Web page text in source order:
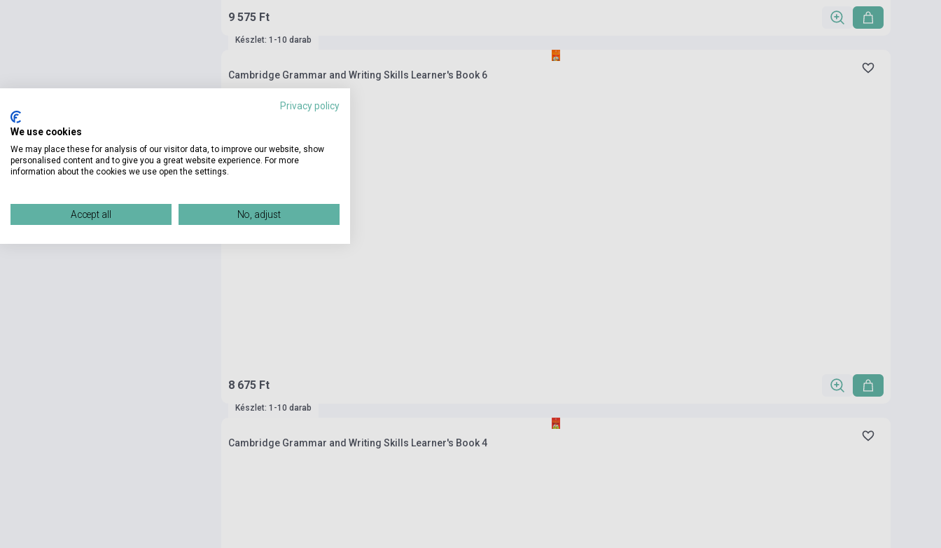
9 575 Ft
Készlet: 1-10 darab
Cambridge Grammar and Writing Skills Learner's Book 6
8 675 Ft
Készlet: 1-10 darab
Cambridge Grammar and Writing Skills Learner's Book 4
Privacy policy
We use cookies
We may place these for analysis of our visitor data, to improve our website, show
personalised content and to give you a great website experience. For more
information about the cookies we use open the settings.
Accept all No, adjust